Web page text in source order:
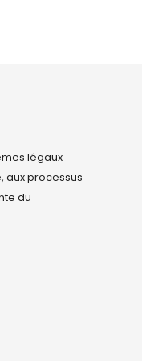
légaux
aux processus
du